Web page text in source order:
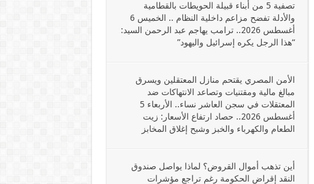
تصفية 5 من أبناء قبيلة الحويطات بالقطامية
والأدلة تفضح مزاعم داخلية النظام .. الخميس 6
أغسطس 2026.. ترامب يهاجم عبد الرحمن السيد:
“هذا الرجل يكره إسرائيل واليهود”
الأمن المصري يقتحم منازل المعتقلين ويسرق
مبالغ مالية ومقتنيات وتصاعد الانتهاكات ضد
المعتقلات في سجن العاشر نساء.. الأربعاء 5
أغسطس 2026.. حصاد ارتفاع الأسعار: زيت
الطعام والكهرباء والخبز وشبح إغلاق المخابز
أين تذهب أموال القروض؟ لماذا يواصل صندوق
النقد إقراض الحكومة رغم تراجع مؤشرات